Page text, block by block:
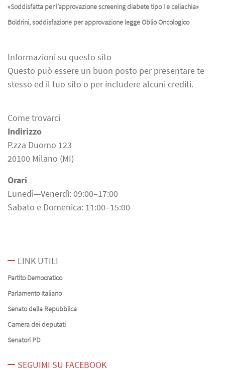
«Soddisfatta per l’approvazione screening diabete tipo I e celiachia»
Boldrini, soddisfazione per approvazione legge Oblio Oncologico
Informazioni su questo sito
Questo può essere un buon posto per presentare te
stesso ed il tuo sito o per includere alcuni crediti.
Come trovarci
Indirizzo
P.zza Duomo 123
20100 Milano (MI)
Orari
Lunedì—Venerdì: 09:00–17:00
Sabato e Domenica: 11:00–15:00
LINK UTILI
Partito Democratico
Parlamento Italiano
Senato della Repubblica
Camera dei deputati
Senatori PD
SEGUIMI SU FACEBOOK